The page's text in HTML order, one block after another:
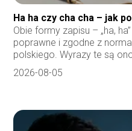
Ha ha czy cha cha – jak
Obie formy zapisu – „ha,
poprawne i zgodne z
polskiego. Wyrazy te są
2026-08-05